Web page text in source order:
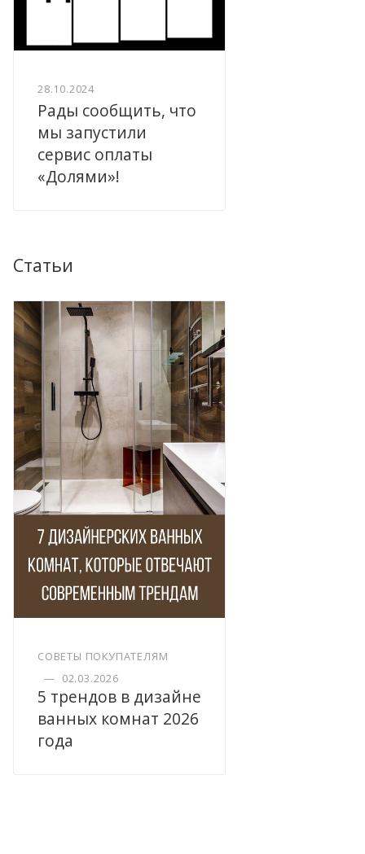
28.10.2024
Рады сообщить, что
мы запустили
сервис оплаты
«Долями»!
Статьи
СОВЕТЫ ПОКУПАТЕЛЯМ
— 02.03.2026
5 трендов в дизайне
ванных комнат 2026
года